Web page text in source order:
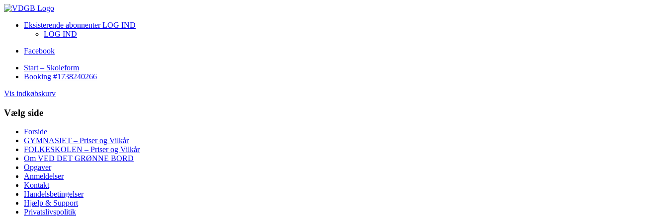
Eksisterende abonnenter LOG IND
LOG IND
Facebook
Start – Skoleform
Booking #1738240266
Vis indkøbskurv
Vælg side
Forside
GYMNASIET – Priser og Vilkår
FOLKESKOLEN – Priser og Vilkår
Om VED DET GRØNNE BORD
Opgaver
Anmeldelser
Kontakt
Handelsbetingelser
Hjælp & Support
Privatslivspolitik